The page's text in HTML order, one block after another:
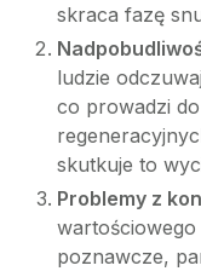
skraca fazę
ludzie
co prowadzi
skutkuje to
Problemy z
poznawcze,